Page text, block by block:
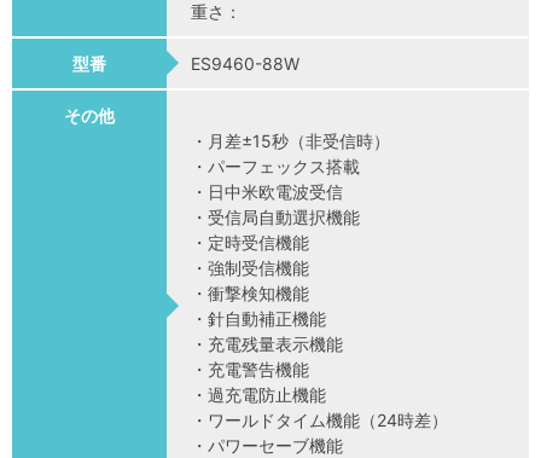
重さ：
型番 ES9460-88W
その他
・月差±15秒（非受信時）
・パーフェックス搭載
・日中米欧電波受信
・受信局自動選択機能
・定時受信機能
・強制受信機能
・衝撃検知機能
・針自動補正機能
・充電残量表示機能
・充電警告機能
・過充電防止機能
・ワールドタイム機能（24時差）
・パワーセーブ機能